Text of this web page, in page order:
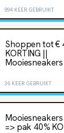
994 KEER GEBRUIKT
Shoppen tot €
KORTING ||
36 KEER GEBRUIKT
=> pak 40‌%